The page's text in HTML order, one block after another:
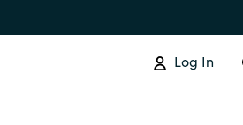
Log In